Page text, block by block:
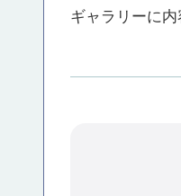
ギャラリーに